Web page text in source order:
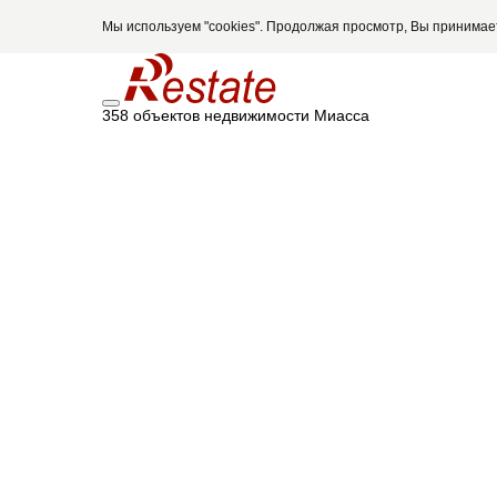
Мы используем "cookies". Продолжая просмотр, Вы
358 объектов недвижимости Миасса